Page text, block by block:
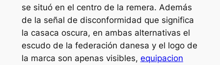
se situó en el centro de la remera. Además
de la señal de disconformidad que significa
la casaca oscura, en ambas alternativas el
escudo de la federación danesa y el logo de
la marca son apenas visibles, equipacion